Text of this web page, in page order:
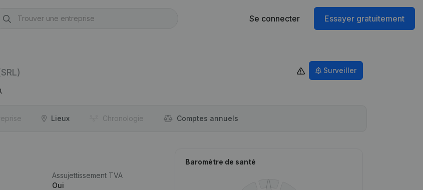
Se connecter Essayer gratuitement
Surveiller
Lieux Chronologie Comptes annuels
Assujettissement TVA
Oui
Baromètre de santé